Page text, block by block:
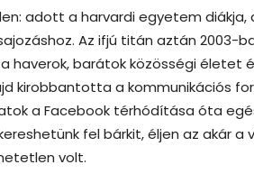
adott a harvardi egyetem
Az ifjú titán aztán
haverok, barátok közösségi életet
kirobbantotta a kommunikációs
a Facebook térhódítása óta
fel bárkit, éljen az akár a
volt.